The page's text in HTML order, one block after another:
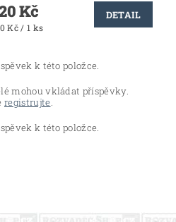
Kč
Kč / 1 ks
DETAIL
k této položce.
mohou vkládat příspěvky.
registrujte.
k této položce.